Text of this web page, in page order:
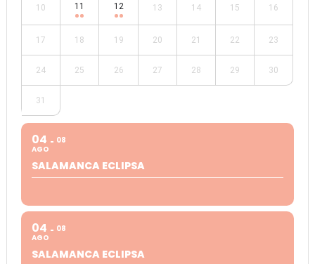
10 11 12 13 14 15 16
17 18 19 20 21 22 23
24 25 26 27 28 29 30
31
04
AGO
08
SALAMANCA ECLIPSA
04
AGO
08
SALAMANCA ECLIPSA